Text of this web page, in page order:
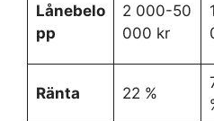
Lånebelo
pp
2 000-50
000 kr
Ränta 22 %